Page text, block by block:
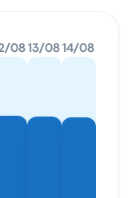
08 13/08 14/08